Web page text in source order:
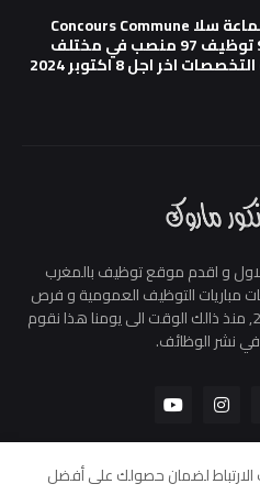
كونكور جماعة سلا Concours Commune
Salé 2024 توظيف 97 منصب في مختلف
اخر اجل 8 اكتوبر 2024
و اقدم موقع توظيف بالمغرب
مباريات التوظيف العمومية و فرص
الشغل بالشركات تأسس سنة 2003, منذ ذالك الوقت الى يومنا هذا نقوم
نشر الوظائف.
لضمان حصولك على أفضل